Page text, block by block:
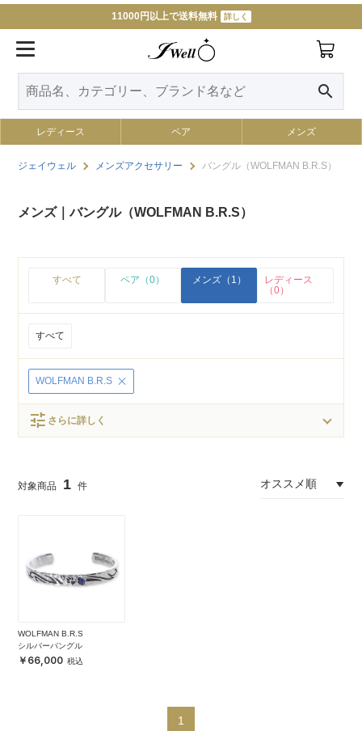
11000円以上で送料無料 詳しく
search
レディース ペア メンズ
ジェイウェル メンズアクセサリー バングル（WOLFMAN B.R.S）
メンズ｜バングル（WOLFMAN B.R.S）
すべて ペア（0） メンズ（1）
レディース
（0）
すべて
WOLFMAN B.R.S
tune さらに詳しく
1
WOLFMAN B.R.S
シルバーバングル
66,000
1